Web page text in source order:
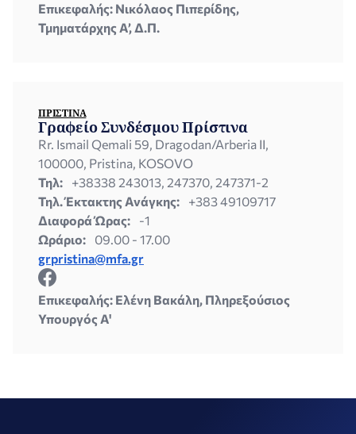
Επικεφαλής: Νικόλαος Πιπερίδης,
Τμηματάρχης Α’, Δ.Π.
ΠΡΊΣΤΙΝΑ
Γραφείο Συνδέσμου Πρίστινα
Rr. Ismail Qemali 59, Dragodan/Arberia II,
100000, Pristina, KOSOVO
Τηλ:
+38338 243013, 247370, 247371-2
Τηλ. Έκτακτης Ανάγκης:
+383 49109717
Διαφορά Ώρας:
-1
Ωράριο:
09.00 - 17.00
grpristina@mfa.gr
Επικεφαλής: Ελένη Βακάλη, Πληρεξούσιος
Υπουργός A'